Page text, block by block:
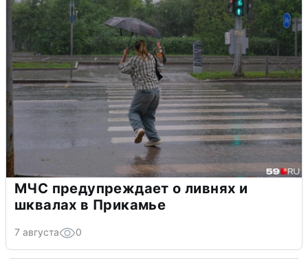
МЧС предупреждает о ливнях и
шквалах в Прикамье
7 августа 0